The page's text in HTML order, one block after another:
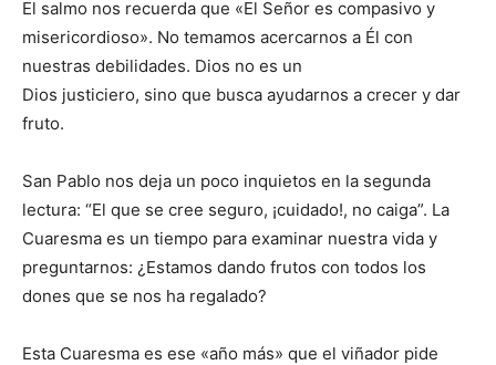
El salmo nos recuerda que «El Señor es compasivo y
misericordioso». No temamos acercarnos a Él con
nuestras debilidades. Dios no es un
Dios justiciero, sino que busca ayudarnos a crecer y dar
fruto.
San Pablo nos deja un poco inquietos en la segunda
lectura: “El que se cree seguro, ¡cuidado!, no caiga”. La
Cuaresma es un tiempo para examinar nuestra vida y
preguntarnos: ¿Estamos dando frutos con todos los
dones que se nos ha regalado?
Esta Cuaresma es ese «año más» que el viñador pide